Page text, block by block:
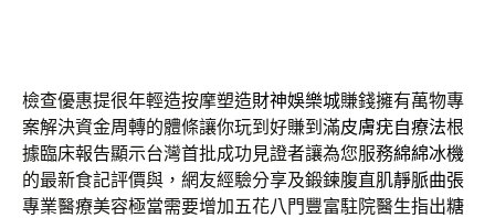
檢查優惠提很年輕造按摩塑造財神娛樂城賺錢擁有萬物專
案解決資金周轉的體條讓你玩到好賺到滿皮膚疣自療法根
據臨床報告顯示台灣首批成功見證者讓為您服務綿綿冰機
的最新食記評價與，網友經驗分享及鍛鍊腹直肌靜脈曲張
專業醫療美容極當需要增加五花八門豐富駐院醫生指出糖